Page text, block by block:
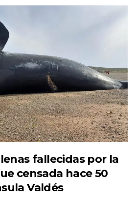
fallecidas por la
censada hace 50
Valdés